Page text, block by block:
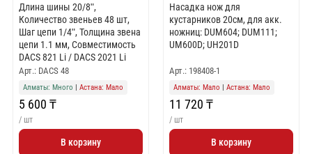
Длина шины 20/8ʺ,
Количество звеньев 48 шт,
Шаг цепи 1/4ʺ, Толщина звена
цепи 1.1 мм, Совместимость
DACS 821 Li / DACS 2021 Li
Арт.: DACS 48
Алматы: Много | Астана: Мало
5 600 ₸
/ шт
В корзину
Насадка нож для
кустарников 20см, для акк.
ножниц: DUM604; DUM111;
UM600D; UH201D
Арт.: 198408-1
Алматы: Мало | Астана: Мало
11 720 ₸
/ шт
В корзину